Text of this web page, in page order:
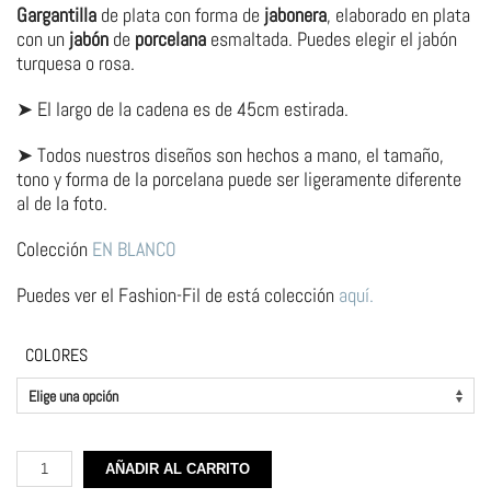
Gargantilla de plata con forma de jabonera, elaborado en plata
con un jabón de porcelana esmaltada. Puedes elegir el jabón
turquesa o rosa.
➤ El largo de la cadena es de 45cm estirada.
➤ Todos nuestros diseños son hechos a mano, el tamaño,
tono y forma de la porcelana puede ser ligeramente diferente
al de la foto.
Colección EN BLANCO
Puedes ver el Fashion-Fil de está colección aquí.
COLORES
Gargantilla
de
AÑADIR AL CARRITO